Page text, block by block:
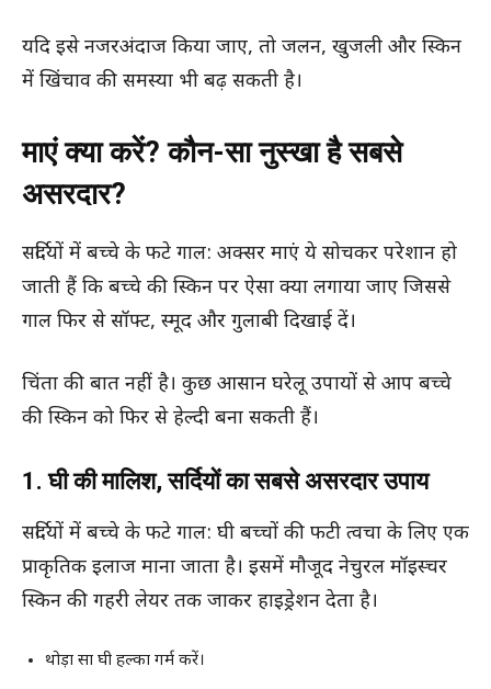
यदि इसे नजरअंदाज किया जाए, तो जलन, खुजली और स्किन
में खिंचाव की समस्या भी बढ़ सकती है।
माएं क्या करें? कौन-सा नुस्खा है सबसे
असरदार?
सर्दियों में बच्चे के फटे गाल: अक्सर माएं ये सोचकर परेशान हो
जाती हैं कि बच्चे की स्किन पर ऐसा क्या लगाया जाए जिससे
गाल फिर से सॉफ्ट, स्मूद और गुलाबी दिखाई दें।
चिंता की बात नहीं है। कुछ आसान घरेलू उपायों से आप बच्चे
की स्किन को फिर से हेल्दी बना सकती हैं।
1. घी की मालिश, सर्दियों का सबसे असरदार उपाय
सर्दियों में बच्चे के फटे गाल: घी बच्चों की फटी त्वचा के लिए एक
प्राकृतिक इलाज माना जाता है। इसमें मौजूद नेचुरल मॉइस्चर
स्किन की गहरी लेयर तक जाकर हाइड्रेशन देता है।
थोड़ा सा घी हल्का गर्म करें।